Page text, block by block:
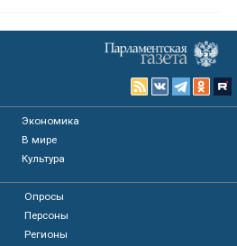
Экономика
В мире
Культура
Опросы
Персоны
Регионы